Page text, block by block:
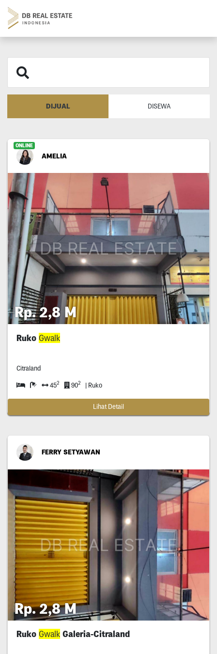
DIJUAL DISEWA
ONLINE
AMELIA
Rp. 2,8 M
Ruko Gwalk
Citraland
452 902 | Ruko
Lihat Detail
FERRY SETYAWAN
Rp. 2,8 M
Ruko GwalkGaleria-Citraland